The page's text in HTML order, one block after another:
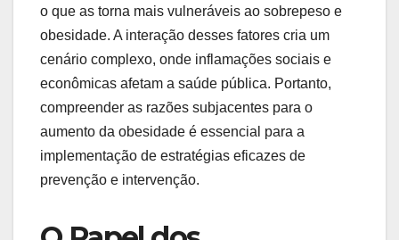
o que as torna mais vulneráveis ao sobrepeso e
obesidade. A interação desses fatores cria um
cenário complexo, onde inflamações sociais e
econômicas afetam a saúde pública. Portanto,
compreender as razões subjacentes para o
aumento da obesidade é essencial para a
implementação de estratégias eficazes de
prevenção e intervenção.